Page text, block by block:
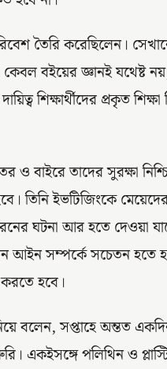
তৈরি করেছিলেন।
কেবল বইয়ের জ্ঞানই যথেষ্ট
শিক্ষার্থীদের প্রকৃত
ও বাইরে তাদের সুরক্ষা
তিনি ইভটিজিংকে
ঘটনা আর হতে দেওয়া
আইন সম্পর্কে সচেতন হতে
হবে।
বলেন, সপ্তাহে অন্তত
একইসঙ্গে পলিথিন ও